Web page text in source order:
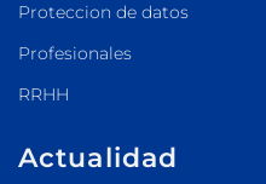
Proteccion de datos
Profesionales
RRHH
Actualidad